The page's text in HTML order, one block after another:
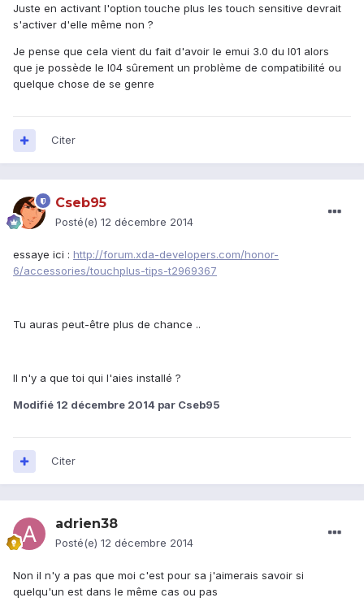
Juste en activant l'option touche plus les touch sensitive devrait
s'activer d'elle même non ?
Je pense que cela vient du fait d'avoir le emui 3.0 du l01 alors
que je possède le l04 sûrement un problème de compatibilité ou
quelque chose de se genre
Citer
Cseb95
Posté(e) 12 décembre 2014
essaye ici : http://forum.xda-developers.com/honor-
6/accessories/touchplus-tips-t2969367
Tu auras peut-être plus de chance ..
Il n'y a que toi qui l'aies installé ?
Modifié 12 décembre 2014 par Cseb95
Citer
adrien38
Posté(e) 12 décembre 2014
Non il n'y a pas que moi c'est pour sa j'aimerais savoir si
quelqu'un est dans le même cas ou pas